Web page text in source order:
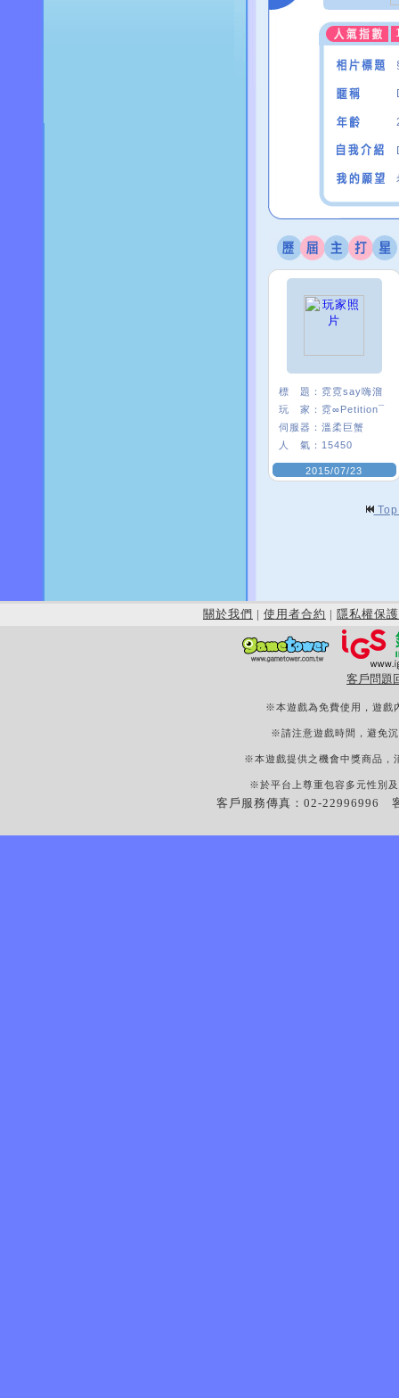
標 題： 霓霓say嗨溜
玩 家： 霓∞Petition¯
伺服器： 溫柔巨蟹
人 氣： 15450
2015/07/23
關於我們 | 使用者合約 | 隱私權保護
客戶問題
※本遊戲為免費使用，遊戲
※請注意遊戲時間，避免
※本遊戲提供之機會中獎商品，
※於平台上尊重包容多元性別
客戶服務傳真：02-22996996